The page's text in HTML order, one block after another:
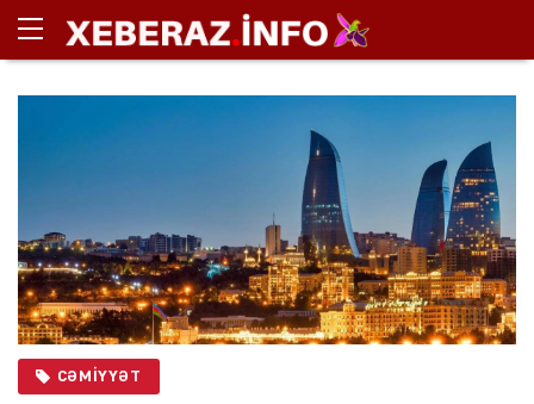
CƏMIYYƏT